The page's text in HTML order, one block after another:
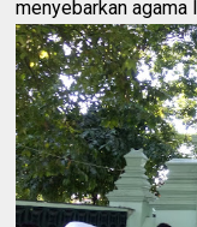
menyebarkan agama